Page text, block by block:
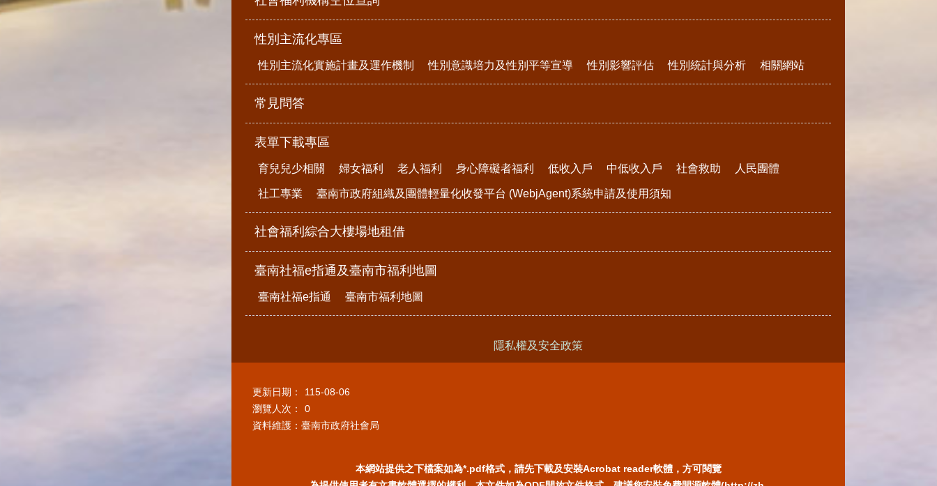
性別主流化專區
性別主流化實施計畫及運作機制 性別意識培力及性別平等宣導 性別影響評估 性別統計與分析 相關網站
常見問答
表單下載專區
育兒兒少相關 婦女福利 老人福利 身心障礙者福利 低收入戶 中低收入戶 社會救助 人民團體
社工專業 臺南市政府組織及團體輕量化收發平台 (WebjAgent)系統申請及使用須知
社會福利綜合大樓場地租借
臺南社福e指通及臺南市福利地圖
臺南社福e指通 臺南市福利地圖
隱私權及安全政策
更新日期：
115-08-06
瀏覽人次：
0
資料維護：臺南市政府社會局
本網站提供之下檔案如為*.pdf格式，請先下載及安裝Acrobat reader軟體，方可閱覽